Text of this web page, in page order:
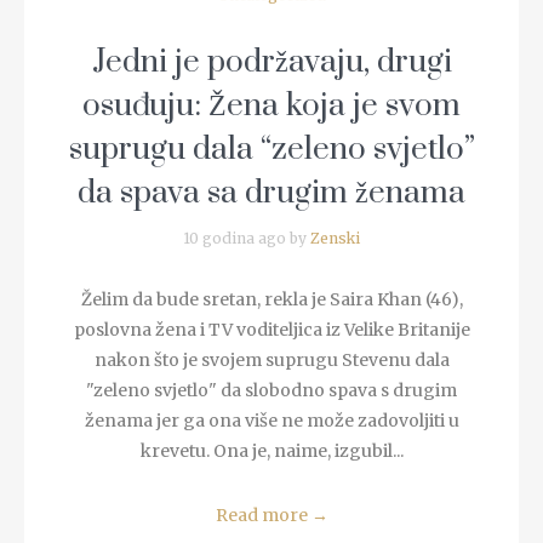
Jedni je podržavaju, drugi
osuđuju: Žena koja je svom
suprugu dala “zeleno svjetlo”
da spava sa drugim ženama
10 godina ago by Zenski
Želim da bude sretan, rekla je Saira Khan (46),
poslovna žena i TV voditeljica iz Velike Britanije
nakon što je svojem suprugu Stevenu dala
"zeleno svjetlo" da slobodno spava s drugim
ženama jer ga ona više ne može zadovoljiti u
krevetu. Ona je, naime, izgubil...
Read more →